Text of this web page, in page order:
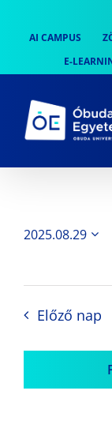
content
AI CAMPUS
E-
2025.08.29
Előző nap